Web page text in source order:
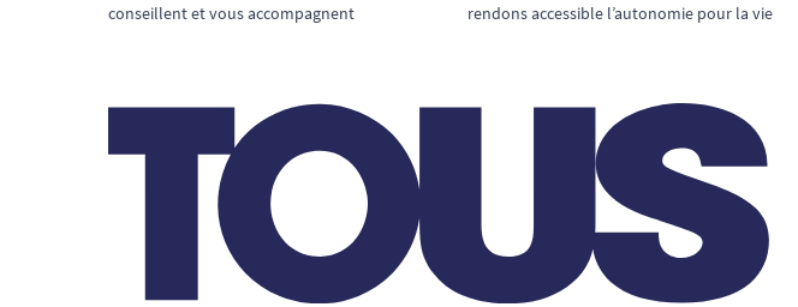
conseillent et vous accompagnent
rendons accessible l’autonomie pour la vie